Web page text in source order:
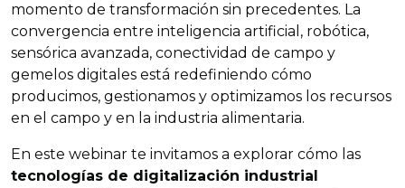
momento de transformación sin precedentes. La
convergencia entre inteligencia artificial, robótica,
sensórica avanzada, conectividad de campo y
gemelos digitales está redefiniendo cómo
producimos, gestionamos y optimizamos los recursos
en el campo y en la industria alimentaria.
En este webinar te invitamos a explorar cómo las
tecnologías de digitalización industrial